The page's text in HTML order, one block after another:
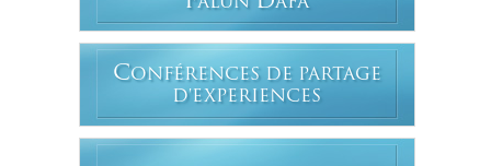
CONFÉRENCES DE PARTAGE
D'EXPERIENCES